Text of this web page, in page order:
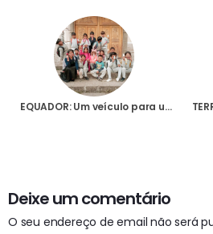
EQUADOR: Um veículo para uma paróquia nos Andes
Deixe um comentário
O seu endereço de email não será